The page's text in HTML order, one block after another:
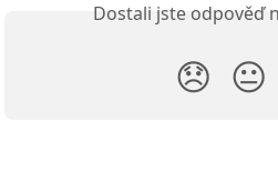
Dostali jste odpověď
😞 😐